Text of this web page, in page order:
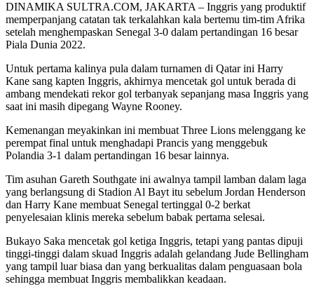
DINAMIKA SULTRA.COM, JAKARTA – Inggris yang produktif
memperpanjang catatan tak terkalahkan kala bertemu tim-tim Afrika
setelah menghempaskan Senegal 3-0 dalam pertandingan 16 besar
Piala Dunia 2022.
Untuk pertama kalinya pula dalam turnamen di Qatar ini Harry
Kane sang kapten Inggris, akhirnya mencetak gol untuk berada di
ambang mendekati rekor gol terbanyak sepanjang masa Inggris yang
saat ini masih dipegang Wayne Rooney.
Kemenangan meyakinkan ini membuat Three Lions melenggang ke
perempat final untuk menghadapi Prancis yang menggebuk
Polandia 3-1 dalam pertandingan 16 besar lainnya.
Tim asuhan Gareth Southgate ini awalnya tampil lamban dalam laga
yang berlangsung di Stadion Al Bayt itu sebelum Jordan Henderson
dan Harry Kane membuat Senegal tertinggal 0-2 berkat
penyelesaian klinis mereka sebelum babak pertama selesai.
Bukayo Saka mencetak gol ketiga Inggris, tetapi yang pantas dipuji
tinggi-tinggi dalam skuad Inggris adalah gelandang Jude Bellingham
yang tampil luar biasa dan yang berkualitas dalam penguasaan bola
sehingga membuat Inggris membalikkan keadaan.